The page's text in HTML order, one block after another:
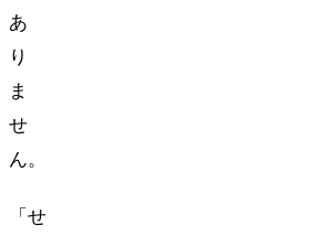
あ
り
ま
せ
ん。
「せ